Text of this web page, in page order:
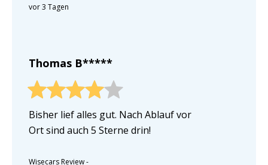
vor 3 Tagen
Thomas B*****
Bisher lief alles gut. Nach Ablauf vor
Ort sind auch 5 Sterne drin!
Wisecars Review-